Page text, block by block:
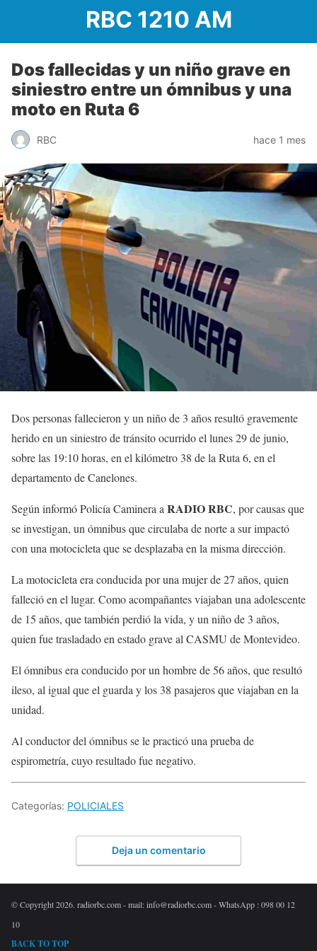
RBC 1210 AM
Dos fallecidas y un niño grave en
siniestro entre un ómnibus y una
moto en Ruta 6
RBC hace 1 mes
Dos personas fallecieron y un niño de 3 años resultó gravemente
herido en un siniestro de tránsito ocurrido el lunes 29 de junio,
sobre las 19:10 horas, en el kilómetro 38 de la Ruta 6, en el
departamento de Canelones.
Según informó Policía Caminera a RADIO RBC, por causas que
se investigan, un ómnibus que circulaba de norte a sur impactó
con una motocicleta que se desplazaba en la misma dirección.
La motocicleta era conducida por una mujer de 27 años, quien
falleció en el lugar. Como acompañantes viajaban una adolescente
de 15 años, que también perdió la vida, y un niño de 3 años,
quien fue trasladado en estado grave al CASMU de Montevideo.
El ómnibus era conducido por un hombre de 56 años, que resultó
ileso, al igual que el guarda y los 38 pasajeros que viajaban en la
unidad.
Al conductor del ómnibus se le practicó una prueba de
espirometría, cuyo resultado fue negativo.
Categorías: POLICIALES
Deja un comentario
© Copyright 2026. radiorbc.com - mail: info@radiorbc.com - WhatsApp : 098 00 12
10
BACK TO TOP